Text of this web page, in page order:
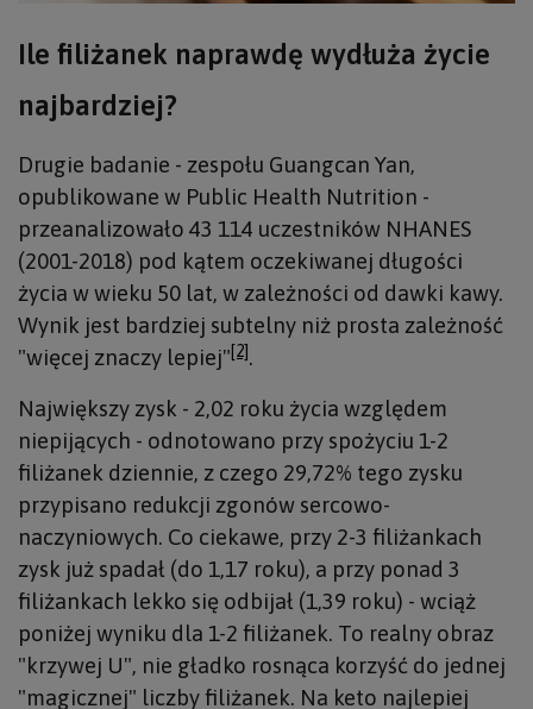
Ile filiżanek naprawdę wydłuża życie
najbardziej?
Drugie badanie - zespołu Guangcan Yan,
opublikowane w Public Health Nutrition -
przeanalizowało 43 114 uczestników NHANES
(2001-2018) pod kątem oczekiwanej długości
życia w wieku 50 lat, w zależności od dawki kawy.
Wynik jest bardziej subtelny niż prosta zależność
"więcej znaczy lepiej"[2].
Największy zysk - 2,02 roku życia względem
niepijących - odnotowano przy spożyciu 1-2
filiżanek dziennie, z czego 29,72% tego zysku
przypisano redukcji zgonów sercowo-
naczyniowych. Co ciekawe, przy 2-3 filiżankach
zysk już spadał (do 1,17 roku), a przy ponad 3
filiżankach lekko się odbijał (1,39 roku) - wciąż
poniżej wyniku dla 1-2 filiżanek. To realny obraz
"krzywej U", nie gładko rosnąca korzyść do jednej
"magicznej" liczby filiżanek. Na keto najlepiej